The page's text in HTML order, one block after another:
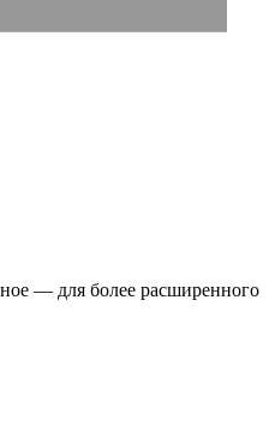
— для более расширенного